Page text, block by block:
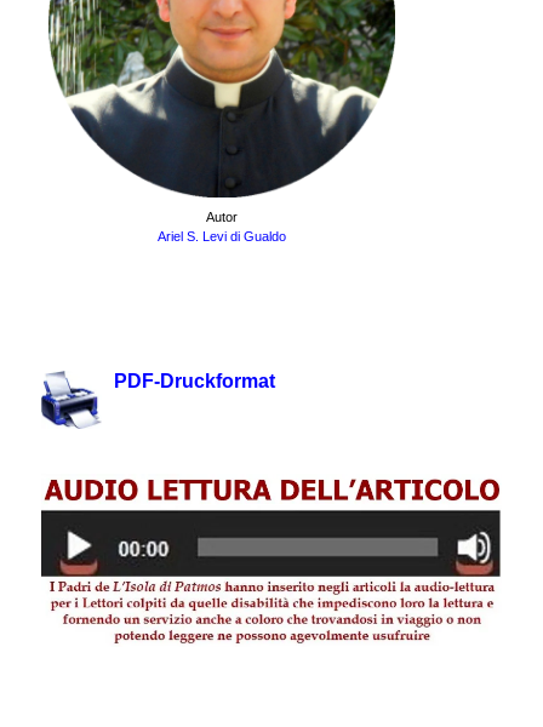
Autor
Ariel S. Levi di Gualdo
PDF-Druckformat